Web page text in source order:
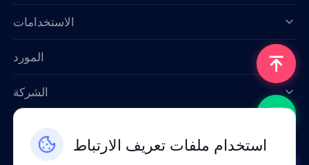
استخدام ملفات تعريف الارتباط
الاستخدامات
المورد
الشركة
Email: support@smartproxy.org